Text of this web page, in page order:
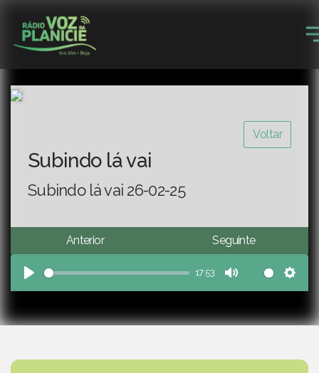
Voltar
Subindo lá vai
Subindo lá vai 26-02-25
Anterior Seguinte
Play
17:53
Mute